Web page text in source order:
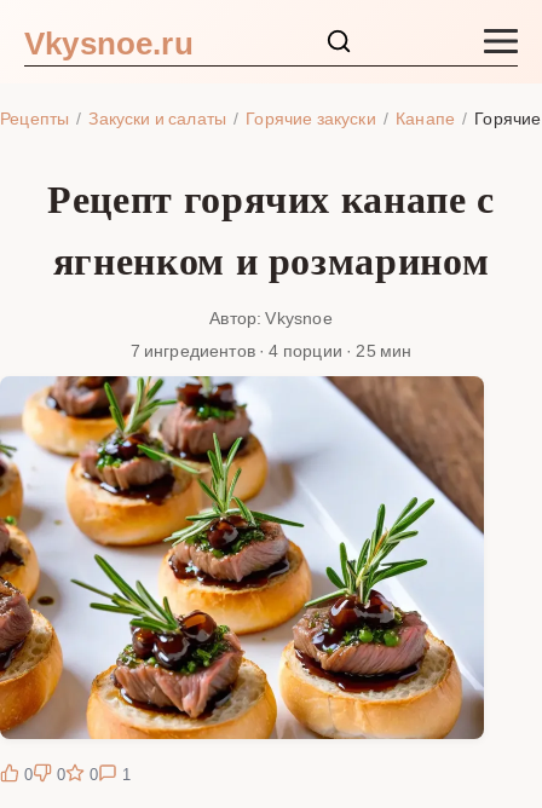
Vkysnoe.ru
Рецепты Закуски и салаты Горячие закуски Канапе
Рецепт горячих канапе с
ягненком и розмарином
Автор: Vkysnoe
7 ингредиентов · 4 порции · 25 мин
0 0 0 1